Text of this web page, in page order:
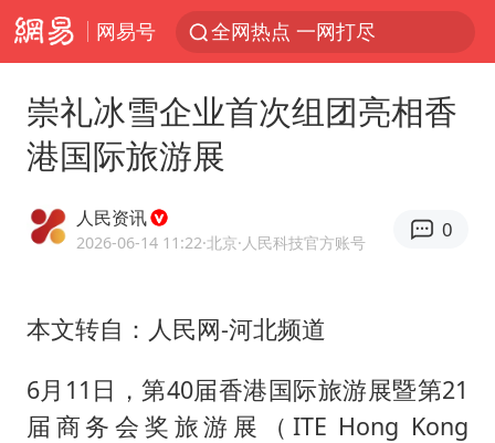
网易号 全网热点 一网打尽
崇礼冰雪企业首次组团亮相香
港国际旅游展
人民资讯
2026-06-14 11:22·北京·人民科技官方账号
0
本文转自：人民网-河北频道
6月11日，第40届香港国际旅游展暨第21
届商务会奖旅游展（ITE Hong Kong